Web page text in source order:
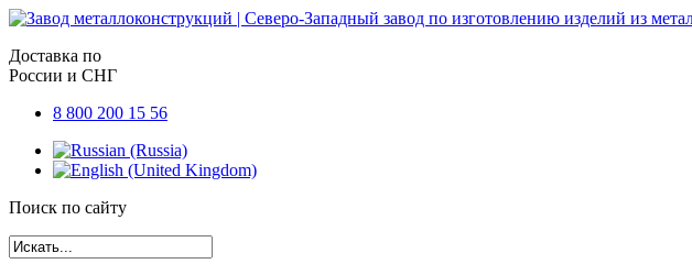
Доставка по
России и СНГ
8 800 200 15 56
Поиск по сайту